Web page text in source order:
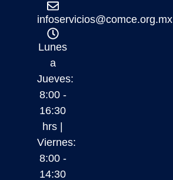
infoservicios@comce.org.mx
Lunes
a
Jueves:
8:00 -
16:30
hrs |
Viernes:
8:00 -
14:30